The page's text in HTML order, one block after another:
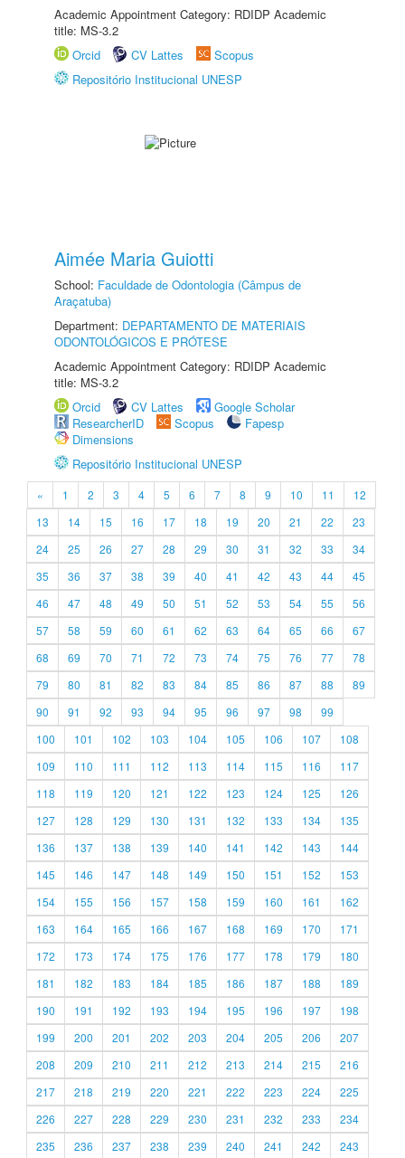
Academic Appointment Category: RDIDP Academic
title: MS-3.2
Orcid
CV Lattes
Scopus
Repositório Institucional UNESP
Aimée Maria Guiotti
School: Faculdade de Odontologia (Câmpus de
Araçatuba)
Department: DEPARTAMENTO DE MATERIAIS
ODONTOLÓGICOS E PRÓTESE
Academic Appointment Category: RDIDP Academic
title: MS-3.2
Orcid
CV Lattes
Google Scholar
ResearcherID
Scopus
Fapesp
Dimensions
Repositório Institucional UNESP
« 1 2 3 4 5 6 7 8 9 10 11
12
13
14 15 16 17 18 19 20 21 22
23
24
25 26 27 28 29 30 31 32 33
34
35
36 37 38 39 40 41 42 43 44
45
46
47 48 49 50 51 52 53 54 55
56
57
58 59 60 61 62 63 64 65 66
67
68
69 70 71 72 73 74 75 76 77
78
79
80 81 82 83 84 85 86 87 88
89
90
91 92 93 94 95 96 97 98
99
100
101 102 103 104 105 106 107
108
109
110 111 112 113 114 115 116
117
118
119 120 121 122 123 124 125
126
127
128 129 130 131 132 133 134
135
136
137 138 139 140 141 142 143
144
145
146 147 148 149 150 151 152
153
154
155 156 157 158 159 160 161
162
163
164 165 166 167 168 169 170
171
172
173 174 175 176 177 178 179
180
181
182 183 184 185 186 187 188
189
190
191 192 193 194 195 196 197
198
199
200 201 202 203 204 205 206
207
208
209 210 211 212 213 214 215
216
217
218 219 220 221 222 223 224
225
226
227 228 229 230 231 232 233
234
235
236 237 238 239 240 241 242 243